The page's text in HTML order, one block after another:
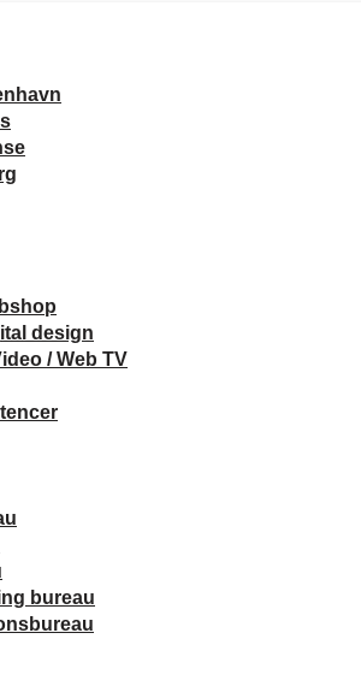
design
/ Web TV
bureau